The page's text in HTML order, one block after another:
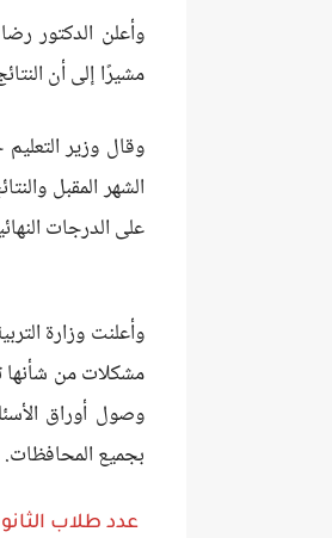
مشيرًا إلى أن
وقال وزير
على الدرجات
وأعلنت وزارة
مشكلات من شأنها
وصول أوراق
بجميع المحافظات.
عدد طلاب الثانوية